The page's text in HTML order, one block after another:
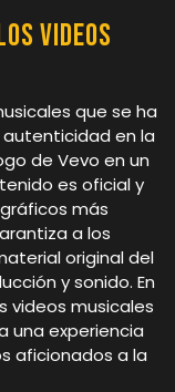
videos
que se ha
en la
de Vevo en un
es oficial y
más
a los
original del
y sonido. En
videos musicales
una experiencia
aficionados a la